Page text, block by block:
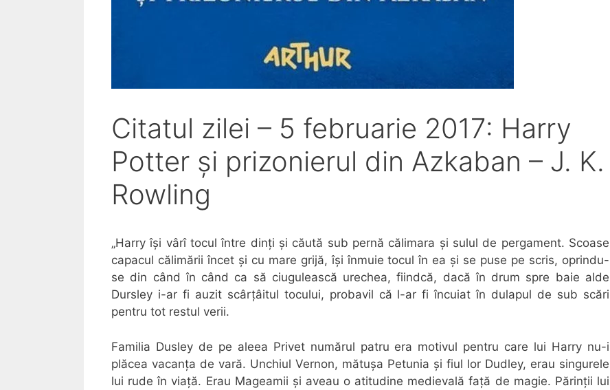
Citatul zilei – 5 februarie 2017: Harry
Potter și prizonierul din Azkaban – J. K.
Rowling
„Harry își vârî tocul între dinți și căută sub pernă călimara și sulul de pergament. Scoase
capacul călimării încet și cu mare grijă, își înmuie tocul în ea și se puse pe scris, oprindu-
se din când în când ca să ciugulească urechea, fiindcă, dacă în drum spre baie alde
Dursley i-ar fi auzit scârțâitul tocului, probavil că l-ar fi încuiat în dulapul de sub scări
pentru tot restul verii.
Familia Dusley de pe aleea Privet numărul patru era motivul pentru care lui Harry nu-i
plăcea vacanța de vară. Unchiul Vernon, mătușa Petunia și fiul lor Dudley, erau singurele
lui rude în viață. Erau Mageamii și aveau o atitudine medievală față de magie. Părinții lui